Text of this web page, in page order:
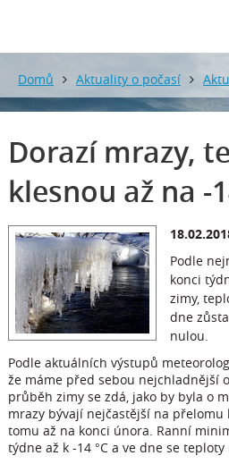
Domů Aktuality o počasí
teploty klesnou až na -14 °C
Dorazí mrazy,
klesnou až na -
Podle
konci
zimy,
dne
nulou.
Podle aktuálních výstupů
že máme před sebou nejchladnější
průběh zimy se zdá, jako by byla o
mrazy bývají nejčastější na
tomu až na konci února. Ranní
týdne až k -14 °C a ve dne se